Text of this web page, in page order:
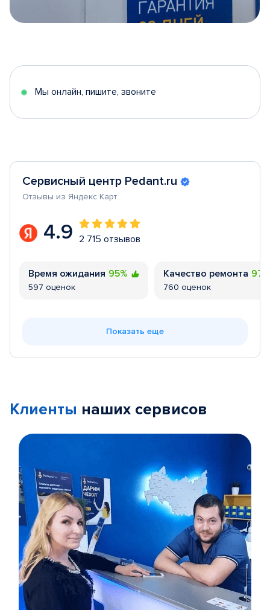
5
Мы онлайн, пишите, звоните
Сервисный центр Pedant.ru
Отзывы из Яндекс Карт
4.9 2 715 отзывов
Время ожидания 95%
597 оценок
Качество ремонта
760 оценок
Показать еще
Клиенты наших сервисов